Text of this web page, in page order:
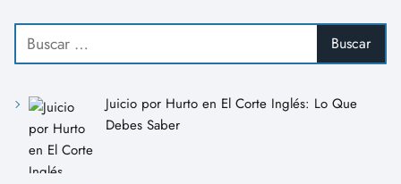
Juicio por Hurto en El Corte Inglés: Lo Que
Debes Saber